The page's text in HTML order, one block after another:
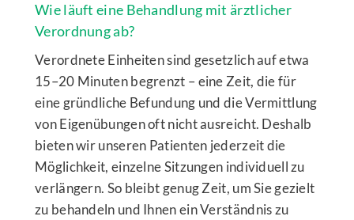
Wie läuft eine Behandlung mit ärztlicher
Verordnung ab?
Verordnete Einheiten sind gesetzlich auf etwa
15–20 Minuten begrenzt – eine Zeit, die für
eine gründliche Befundung und die Vermittlung
von Eigenübungen oft nicht ausreicht. Deshalb
bieten wir unseren Patienten jederzeit die
Möglichkeit, einzelne Sitzungen individuell zu
verlängern. So bleibt genug Zeit, um Sie gezielt
zu behandeln und Ihnen ein Verständnis zu